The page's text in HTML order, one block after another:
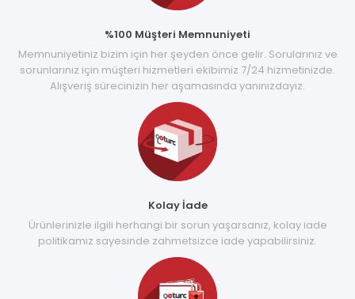
%100 Müşteri Memnuniyeti
Memnuniyetiniz bizim için her şeyden önce gelir. Sorularınız ve
sorunlarınız için müşteri hizmetleri ekibimiz 7/24 hizmetinizde.
Alışveriş sürecinizin her aşamasında yanınızdayız.
Kolay İade
Ürünlerinizle ilgili herhangi bir sorun yaşarsanız, kolay iade
politikamız sayesinde zahmetsizce iade yapabilirsiniz.